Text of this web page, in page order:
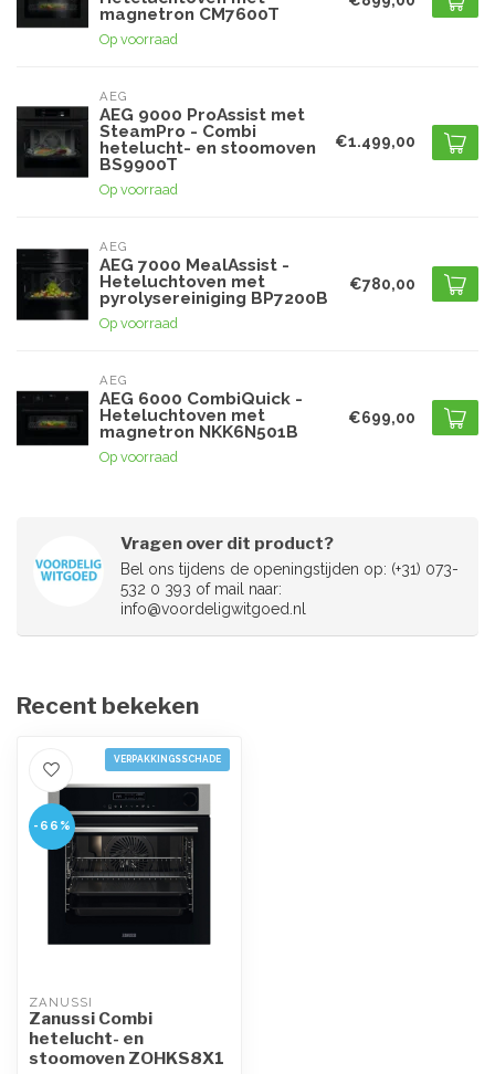
magnetron CM7600T
Op voorraad
AEG
AEG 9000 ProAssist met
SteamPro - Combi
hetelucht- en stoomoven
BS9900T
Op voorraad
€1.499,00
AEG
AEG 7000 MealAssist -
Heteluchtoven met
pyrolysereiniging BP7200B
Op voorraad
€780,00
AEG
AEG 6000 CombiQuick -
Heteluchtoven met
magnetron NKK6N501B
Op voorraad
€699,00
Vragen over dit product?
Bel ons tijdens de openingstijden op: (+31) 073-
532 0 393 of mail naar:
info@voordeligwitgoed.nl
Recent bekeken
VERPAKKINGSSCHADE
-66%
ZANUSSI
Zanussi Combi
hetelucht- en
stoomoven ZOHKS8X1